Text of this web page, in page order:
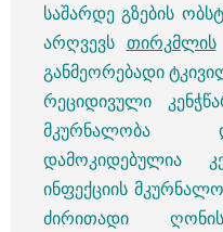
საშარდე გზების
არღვევს თირკმლის
განმეორებადი
რეციდივული
მკურნალობა
დამოკიდებულია
ინფექციის
ძირითადი